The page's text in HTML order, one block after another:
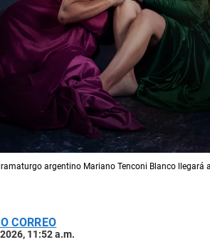
argentino Mariano Tenconi Blanco llegará
CORREO
11:52 a.m.